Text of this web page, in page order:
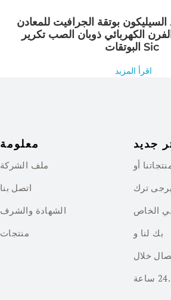
بوتقة الجرافيت للمعادن
الكهربائي ذوبان الصب تكرير
البوتقات Sic
اقرأ المزيد
معلومة
ملف الشركة
اتصل بنا
الشهادة والشرف
منتجات
جديد
أو
يرجى ترك
الخاص
بك لنا و
خلال
24 ساعة.